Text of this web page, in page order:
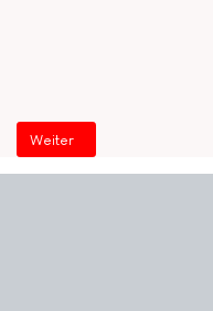
Nächster Beitrag:
Weiter